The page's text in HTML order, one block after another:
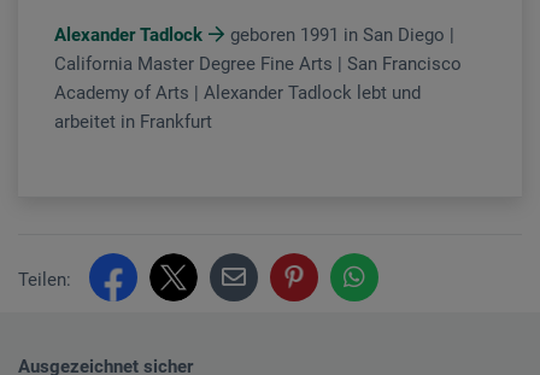
Alexander Tadlock
geboren 1991 in San Diego |
California Master Degree Fine Arts | San Francisco
Academy of Arts | Alexander Tadlock lebt und
arbeitet in Frankfurt
Teilen:
Ausgezeichnet sicher